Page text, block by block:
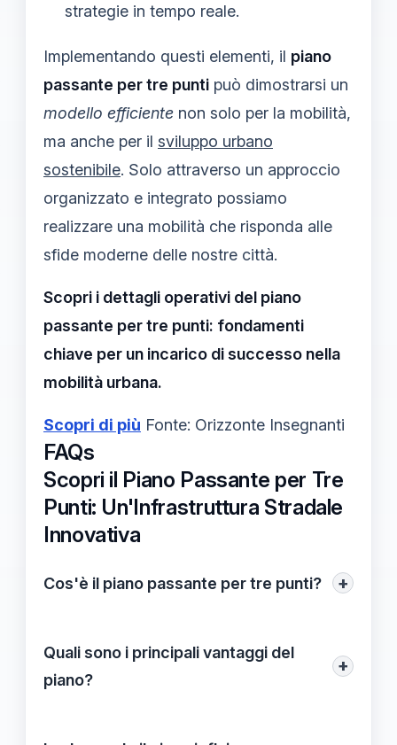
strategie in tempo reale.
Implementando questi elementi, il piano
passante per tre punti può dimostrarsi un
modello efficiente non solo per la mobilità,
ma anche per il sviluppo urbano
sostenibile. Solo attraverso un approccio
organizzato e integrato possiamo
realizzare una mobilità che risponda alle
sfide moderne delle nostre città.
Scopri i dettagli operativi del piano
passante per tre punti: fondamenti
chiave per un incarico di successo nella
mobilità urbana.
Scopri di più Fonte: Orizzonte Insegnanti
FAQs
Scopri il Piano Passante per Tre
Punti: Un'Infrastruttura Stradale
Innovativa
Cos'è il piano passante per tre punti? +
intervento di mobilità urbana volto a
ottimizzare il traffico, ridurre
Quali sono i principali vantaggi del
piano?
+